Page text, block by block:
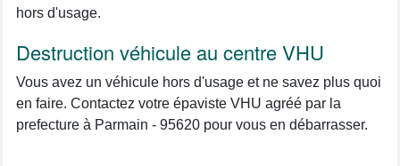
hors d'usage.
Destruction véhicule au centre VHU
Vous avez un véhicule hors d'usage et ne savez plus quoi
en faire. Contactez votre épaviste VHU agréé par la
prefecture à Parmain - 95620 pour vous en débarrasser.